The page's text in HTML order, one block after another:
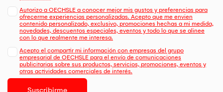
Autorizo a OECHSLE a conocer mejor mis gustos y preferencias para
ofrecerme experiencias personalizadas. Acepto que me envien
contenido personalizado, exclusivo, promociones hechas a mi medida,
novedades, descuentos especiales, eventos y todo lo que se alinee
con lo que realmente me interesa.
Acepto el compartir mi información con empresas del grupo
empresarial de OECHSLE para el envío de comunicaciones
publicitarias sobre sus productos, servicios, promociones, eventos y
otras actividades comerciales de interés.
Suscribirme